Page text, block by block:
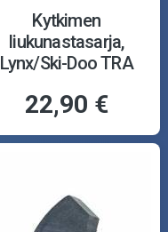
Kytkimen
liukunastasarja,
Lynx/Ski-Doo TRA
22,90 €